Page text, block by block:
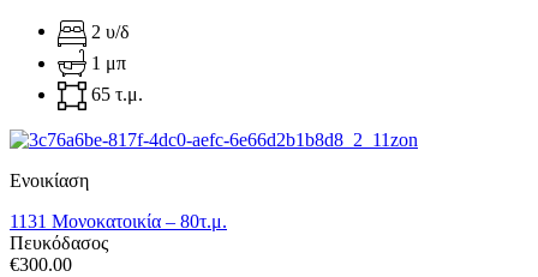
2 υ/δ
1 μπ
65 τ.μ.
Ενοικίαση
1131 Μονοκατοικία – 80τ.μ.
Πευκόδασος
€300.00